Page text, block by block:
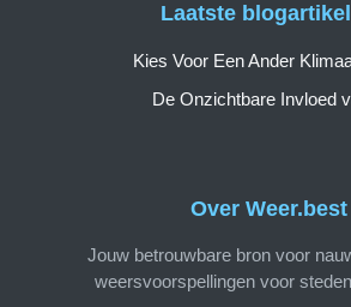
Over Weer.best
Jouw betrouwbare bron voor
weersvoorspellingen voor
Laatste
Kies Voor Een Ander
De Onzichtbare Invloed